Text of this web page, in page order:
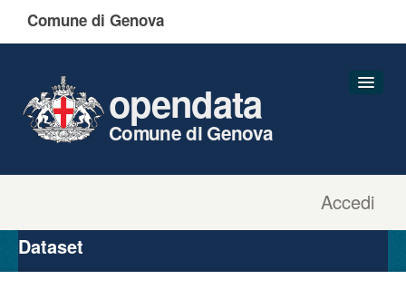
Comune di Genova
Accedi
opendata
Comune di Genova
Organizzazioni
Gruppi
Dataset